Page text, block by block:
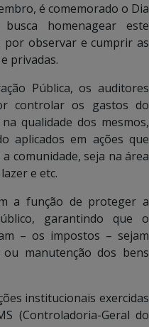
é comemorado o Dia
homenagear este
por observar e cumprir as
privadas.
Pública, os auditores
controlar os gastos do
qualidade dos mesmos,
aplicados em ações que
comunidade, seja na área
e etc.
a função de proteger a
garantindo que o
– os impostos – sejam
manutenção dos bens
institucionais exercidas
(Controladoria-Geral do